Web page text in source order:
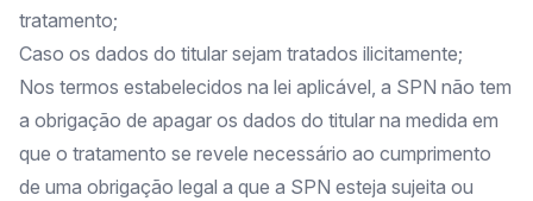
tratamento;
Caso os dados do titular sejam tratados ilicitamente;
Nos termos estabelecidos na lei aplicável, a SPN não tem
a obrigação de apagar os dados do titular na medida em
que o tratamento se revele necessário ao cumprimento
de uma obrigação legal a que a SPN esteja sujeita ou